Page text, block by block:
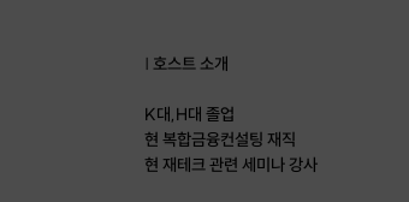
| 호스트 소개
K대,H대 졸업
현 복합금융컨설팅 재직
현 재테크 관련 세미나 강사